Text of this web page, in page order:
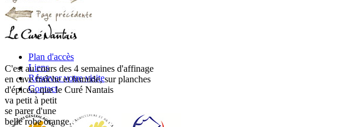
C'est au cours des 4 semaines d'affinage
en cave fraîche et humide, sur planches
d'épicéa, que le Curé Nantais
va petit à petit
se parer d'une
belle robe orange.
Plan d'accès
Liens
Réserver votre visite
Contact